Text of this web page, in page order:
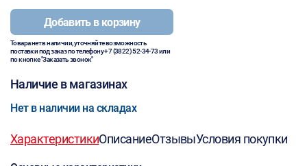
Добавить в корзину
Товара нет в наличии, уточняйте возможность
поставки под заказ по телефону+7 (3822) 52-34-73или
по кнопке "Заказать звонок"
Наличие в магазинах
Нет в наличии на складах
ХарактеристикиОписаниеОтзывыУсловия покупки